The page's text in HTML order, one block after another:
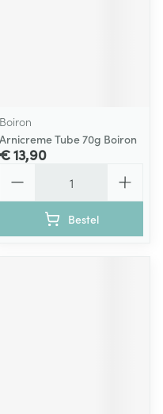
Boiron
Arnicreme Tube 70g Boiron
€ 13,90
Bestel